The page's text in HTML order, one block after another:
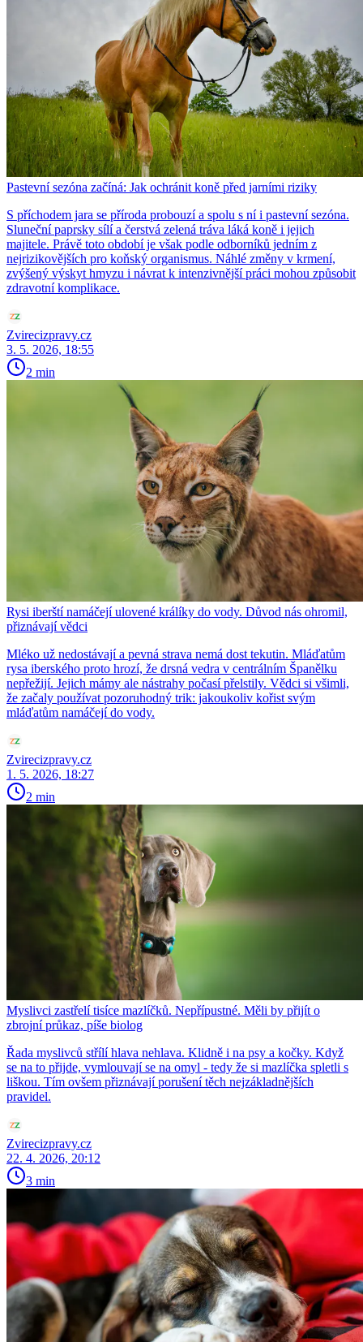
Pastevní sezóna začíná: Jak ochránit koně před jarními riziky
S příchodem jara se příroda probouzí a spolu s ní i pastevní sezóna.
Sluneční paprsky sílí a čerstvá zelená tráva láká koně i jejich
majitele. Právě toto období je však podle odborníků jedním z
nejrizikovějších pro koňský organismus. Náhlé změny v krmení,
zvýšený výskyt hmyzu i návrat k intenzivnější práci mohou způsobit
zdravotní komplikace.
Zvirecizpravy.cz
3. 5. 2026, 18:55
2 min
Rysi iberští namáčejí ulovené králíky do vody. Důvod nás ohromil,
přiznávají vědci
Mléko už nedostávají a pevná strava nemá dost tekutin. Mláďatům
rysa iberského proto hrozí, že drsná vedra v centrálním Španělku
nepřežijí. Jejich mámy ale nástrahy počasí přelstily. Vědci si všimli,
že začaly používat pozoruhodný trik: jakoukoliv kořist svým
mláďatům namáčejí do vody.
Zvirecizpravy.cz
1. 5. 2026, 18:27
2 min
Myslivci zastřelí tisíce mazlíčků. Nepřípustné. Měli by přijít o
zbrojní průkaz, píše biolog
Řada myslivců střílí hlava nehlava. Klidně i na psy a kočky. Když
se na to přijde, vymlouvají se na omyl - tedy že si mazlíčka spletli s
liškou. Tím ovšem přiznávají porušení těch nejzákladnějších
pravidel.
Zvirecizpravy.cz
22. 4. 2026, 20:12
3 min